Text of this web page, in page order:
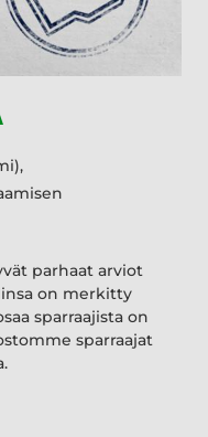
parhaat arviot
on merkitty
sparraajista on
sparraajat